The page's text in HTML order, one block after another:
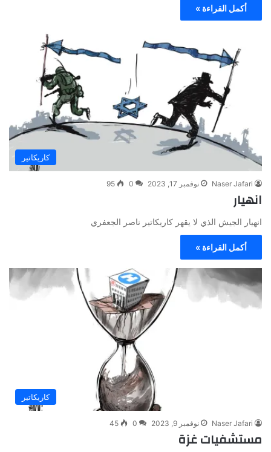
أكمل القراءة »
كاريكاتير
Naser Jafari نوفمبر 17, 2023 0
95
انهيار
انهيار الجيش الذي لا يقهر كاريكاتير ناصر الجعفري
أكمل القراءة »
كاريكاتير
Naser Jafari نوفمبر 9, 2023 0
45
مستشفيات غزة